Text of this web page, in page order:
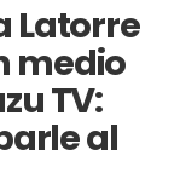
Latorre
medio
TV:
al